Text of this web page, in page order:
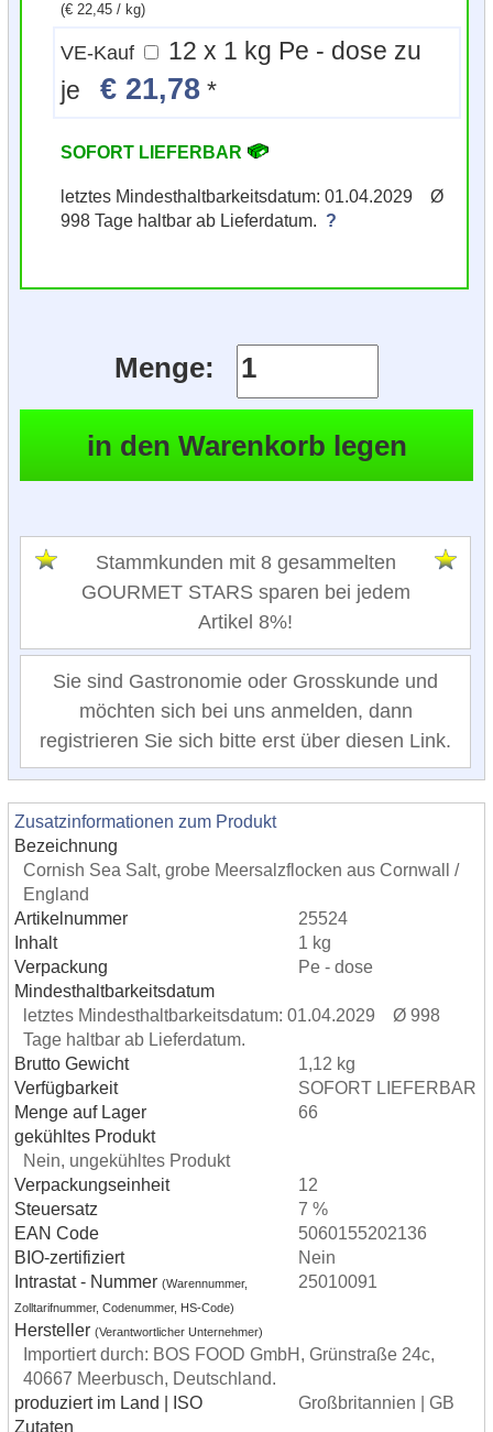
(€ 22,45 / kg)
VE-Kauf
12 x 1 kg Pe - dose zu
je€ 21,78 *
SOFORT LIEFERBAR
letztes Mindesthaltbarkeitsdatum: 01.04.2029 Ø
998 Tage haltbar ab Lieferdatum. ?
Menge:
Stammkunden mit 8 gesammelten
GOURMET STARS sparen bei jedem
Artikel 8%!
Sie sind Gastronomie oder Grosskunde und
möchten sich bei uns anmelden, dann
registrieren Sie sich bitte erst über diesen Link.
Zusatzinformationen zum Produkt
Bezeichnung
Cornish Sea Salt, grobe Meersalzflocken aus Cornwall /
England
Artikelnummer
25524
Inhalt
1 kg
Verpackung
Pe - dose
Mindesthaltbarkeitsdatum
letztes Mindesthaltbarkeitsdatum: 01.04.2029 Ø 998
Tage haltbar ab Lieferdatum.
Brutto Gewicht
1,12 kg
Verfügbarkeit
SOFORT LIEFERBAR
Menge auf Lager
66
gekühltes Produkt
Nein, ungekühltes Produkt
Verpackungseinheit
12
Steuersatz
7 %
EAN Code
5060155202136
BIO-zertifiziert
Nein
Intrastat - Nummer (Warennummer,
Zolltarifnummer, Codenummer, HS-Code)
25010091
Hersteller (Verantwortlicher Unternehmer)
Importiert durch: BOS FOOD GmbH, Grünstraße 24c,
40667 Meerbusch, Deutschland.
produziert im Land | ISO
Großbritannien | GB
Zutaten